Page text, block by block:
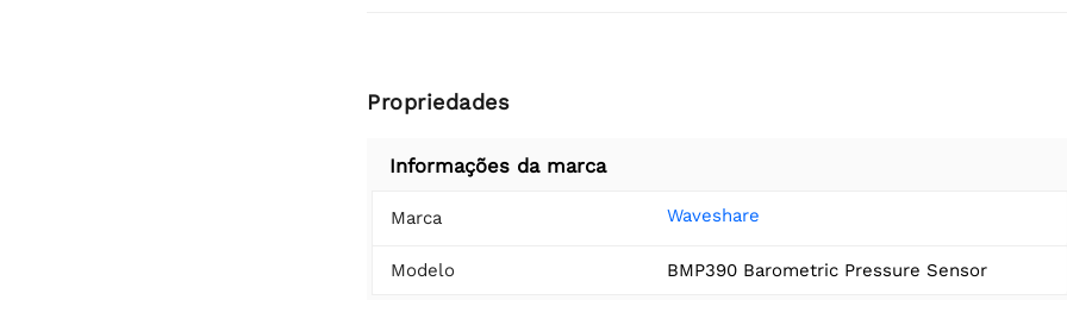
Propriedades
Informações da marca
Marca Waveshare
Modelo BMP390 Barometric Pressure Sensor